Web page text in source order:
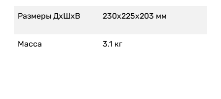
Размеры ДхШхВ 230x225x203 мм
Масса 3.1 кг